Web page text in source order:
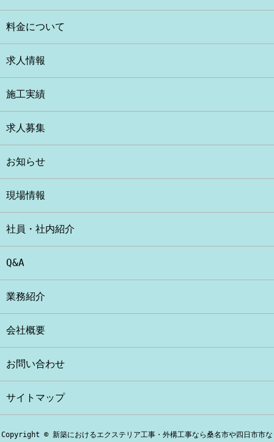
料金について
求人情報
施工実績
求人募集
お知らせ
現場情報
社員・社内紹介
Q&A
業務紹介
会社概要
お問い合わせ
サイトマップ
Copyright © 新築におけるエクステリア工事・外構工事なら桑名市や四日市市な